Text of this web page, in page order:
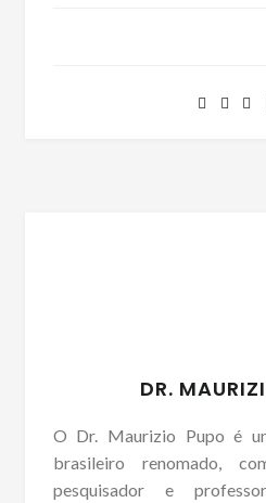
DR.
O Dr. Maurizio Pupo é
brasileiro renomado,
pesquisador e